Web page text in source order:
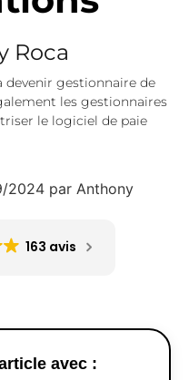
Roca
devenir gestionnaire de
les gestionnaires
le logiciel de paie
2024 par Anthony
163 avis
avec :